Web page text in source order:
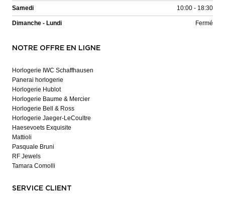
Samedi 10:00 - 18:30
Dimanche - Lundi Fermé
NOTRE OFFRE EN LIGNE
Horlogerie IWC Schaffhausen
Panerai horlogerie
Horlogerie Hublot
Horlogerie Baume & Mercier
Horlogerie Bell & Ross
Horlogerie Jaeger-LeCoultre
Haesevoets Exquisite
Mattioli
Pasquale Bruni
RF Jewels
Tamara Comolli
SERVICE CLIENT